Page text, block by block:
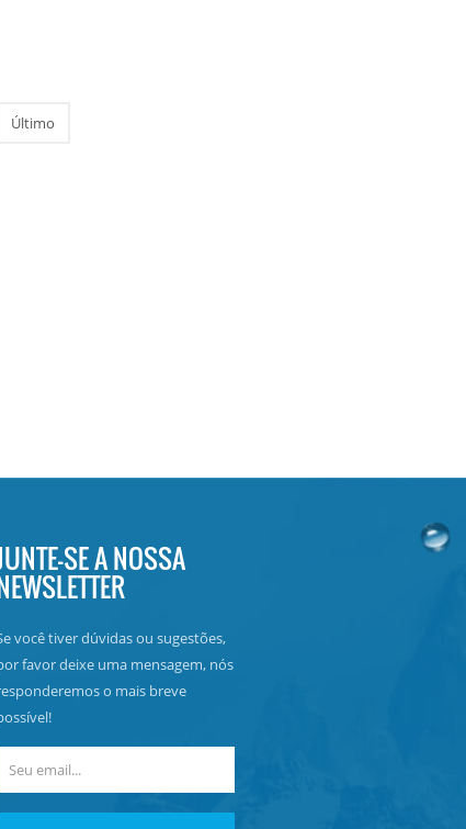
Último
SE A NOSSA
você tiver dúvidas ou sugestões,
favor deixe uma mensagem, nós
o mais breve